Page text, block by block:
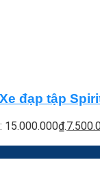
đạp tập
15.000.000₫.